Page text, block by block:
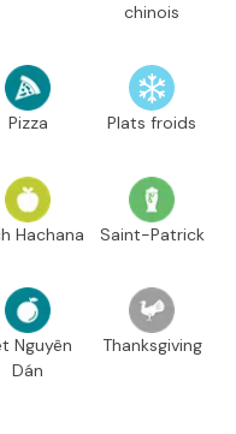
chinois
Pizza Plats froids
Hachana Saint-Patrick
Nguyên
Dán
Thanksgiving